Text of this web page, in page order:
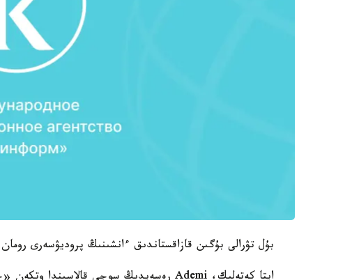
بۇل تۋرالى بۇگىن قازاقستاندىق ءانشىنىڭ پروديۋسەرى